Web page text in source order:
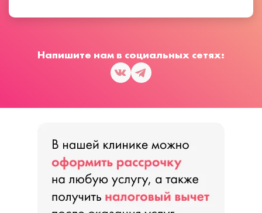
Напишите нам в социальных сетях: